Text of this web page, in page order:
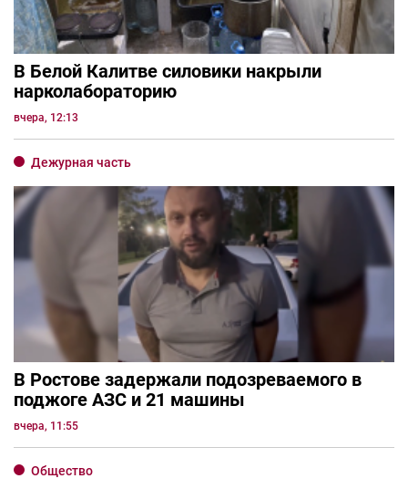
В Белой Калитве силовики накрыли
нарколабораторию
вчера, 12:13
Дежурная часть
В Ростове задержали подозреваемого в
поджоге АЗС и 21 машины
вчера, 11:55
Общество